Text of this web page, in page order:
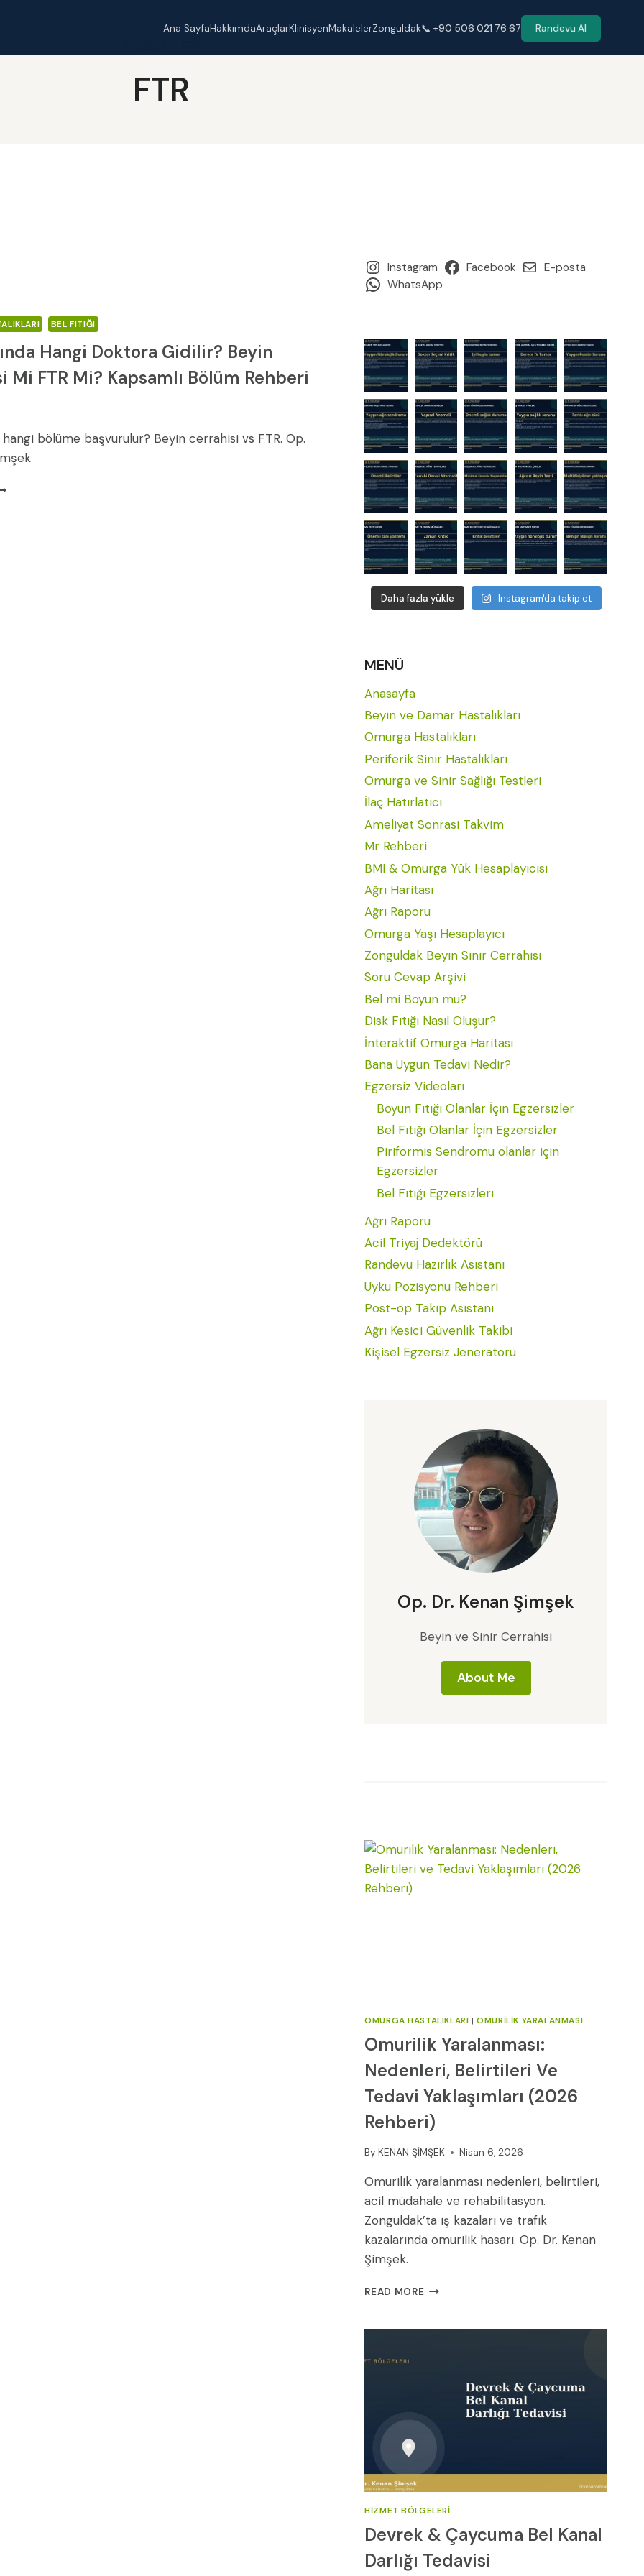
Ana SayfaHakkımdaAraçlarKlinisyenMakalelerZonguldak📞 +90 506 021 76 67 Randevu Al
FTR
BEL FITIĞI
Hangi Doktora Gidilir? Beyin
Mi FTR Mi? Kapsamlı Bölüm Rehberi
hangi bölüme başvurulur? Beyin cerrahisi vs FTR. Op.
Instagram Facebook
E-posta
WhatsApp
Daha fazla yükle Instagram'da takip et
MENÜ
Anasayfa
Beyin ve Damar Hastalıkları
Omurga Hastalıkları
Periferik Sinir Hastalıkları
Omurga ve Sinir Sağlığı Testleri
İlaç Hatırlatıcı
Ameliyat Sonrasi Takvim
Mr Rehberi
BMI & Omurga Yük Hesaplayıcısı
Ağrı Haritası
Ağrı Raporu
Omurga Yaşı Hesaplayıcı
Zonguldak Beyin Sinir Cerrahisi
Soru Cevap Arşivi
Bel mi Boyun mu?
Disk Fıtığı Nasıl Oluşur?
İnteraktif Omurga Haritası
Bana Uygun Tedavi Nedir?
Egzersiz Videoları
Boyun Fıtığı Olanlar İçin Egzersizler
Bel Fıtığı Olanlar İçin Egzersizler
Piriformis Sendromu olanlar için
Egzersizler
Bel Fıtığı Egzersizleri
Ağrı Raporu
Acil Triyaj Dedektörü
Randevu Hazırlık Asistanı
Uyku Pozisyonu Rehberi
Post-op Takip Asistanı
Ağrı Kesici Güvenlik Takibi
Kişisel Egzersiz Jeneratörü
Op. Dr. Kenan Şimşek
Beyin ve Sinir Cerrahisi
About Me
OMURGA HASTALIKLARI |OMURILIK YARALANMASI
Omurilik Yaralanması:
Nedenleri, Belirtileri Ve
Tedavi Yaklaşımları (2026
Rehberi)
By KENAN ŞİMŞEK Nisan 6, 2026
Omurilik yaralanması nedenleri, belirtileri,
acil müdahale ve rehabilitasyon.
Zonguldak’ta iş kazaları ve trafik
kazalarında omurilik hasarı. Op. Dr. Kenan
Şimşek.
READ MOREOMURILIK
BELIRTILERI
REHBERI)
HIZMET BÖLGELERI
Devrek & Çaycuma Bel Kanal
Darlığı Tedavisi